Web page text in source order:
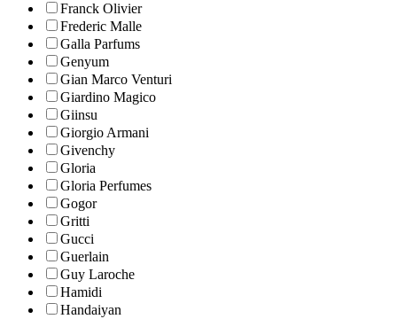
Franck Olivier
Frederic Malle
Galla Parfums
Genyum
Gian Marco Venturi
Giardino Magico
Giinsu
Giorgio Armani
Givenchy
Gloria
Gloria Perfumes
Gogor
Gritti
Gucci
Guerlain
Guy Laroche
Hamidi
Handaiyan